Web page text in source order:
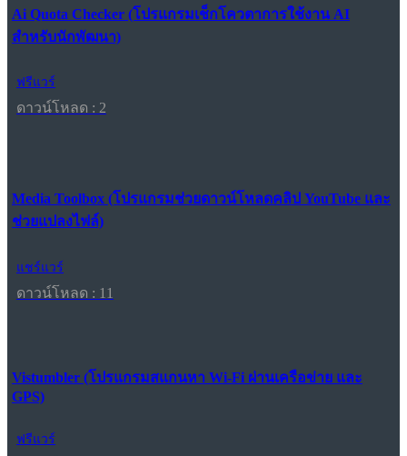
Ai Quota Checker (โปรแกรมเช็กโควตาการใช้งาน AI
สำหรับนักพัฒนา)
ฟรีแวร์
ดาวน์โหลด : 2
Media Toolbox (โปรแกรมช่วยดาวน์โหลดคลิป YouTube และ
ช่วยแปลงไฟล์)
แชร์แวร์
ดาวน์โหลด : 11
Vistumbler (โปรแกรมสแกนหา Wi-Fi ผ่านเครือข่าย และ
GPS)
ฟรีแวร์